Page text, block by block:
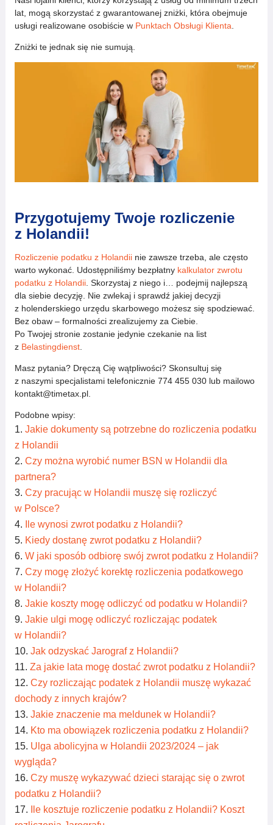
lat, mogą skorzystać z gwarantowanej zniżki, która obejmuje
usługi realizowane osobiście w Punktach Obsługi Klienta
Zniżki te jednak się nie sumują.
Przygotujemy Twoje rozliczenie
z Holandii!
Rozliczenie podatku z Holandiinie zawsze trzeba, ale często
warto wykonać. Udostępniliśmy bezpłatny kalkulator zwrotu
podatku z Holandii. Skorzystaj z niego i… podejmij najlepszą
dla siebie decyzję. Nie zwlekaj i sprawdź jakiej decyzji
z holenderskiego urzędu skarbowego możesz się spodziewać.
Bez obaw – formalności zrealizujemy za Ciebie.
Po Twojej stronie zostanie jedynie czekanie na list
z Belastingdienst.
Masz pytania? Dręczą Cię wątpliwości? Skonsultuj się
z naszymi specjalistami telefonicznie 774 455 030 lub mailowo
kontakt@timetax.pl.
Podobne wpisy:
Jakie dokumenty są potrzebne do rozliczenia podatku
z Holandii
Czy można wyrobić numer BSN w Holandii dla
partnera?
Czy pracując w Holandii muszę się rozliczyć
w Polsce?
Ile wynosi zwrot podatku z Holandii?
Kiedy dostanę zwrot podatku z Holandii?
W jaki sposób odbiorę swój zwrot podatku z Holandii?
Czy mogę złożyć korektę rozliczenia podatkowego
w Holandii?
Jakie koszty mogę odliczyć od podatku w Holandii?
Jakie ulgi mogę odliczyć rozliczając podatek
w Holandii?
Jak odzyskać Jarograf z Holandii?
Za jakie lata mogę dostać zwrot podatku z Holandii?
Czy rozliczając podatek z Holandii muszę wykazać
dochody z innych krajów?
Jakie znaczenie ma meldunek w Holandii?
Kto ma obowiązek rozliczenia podatku z Holandii?
Ulga abolicyjna w Holandii 2023/2024 – jak
wygląda?
Czy muszę wykazywać dzieci starając się o zwrot
podatku z Holandii?
Ile kosztuje rozliczenie podatku z Holandii? Koszt